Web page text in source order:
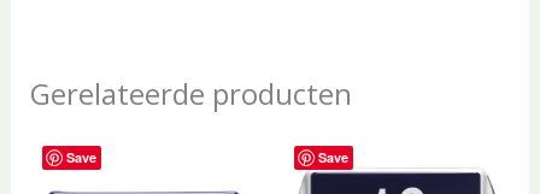
Gerelateerde producten
Save Save